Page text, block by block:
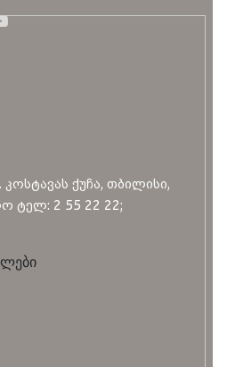
კოსტავას ქუჩა, თბილისი,
ტელ: 2 55 22 22;